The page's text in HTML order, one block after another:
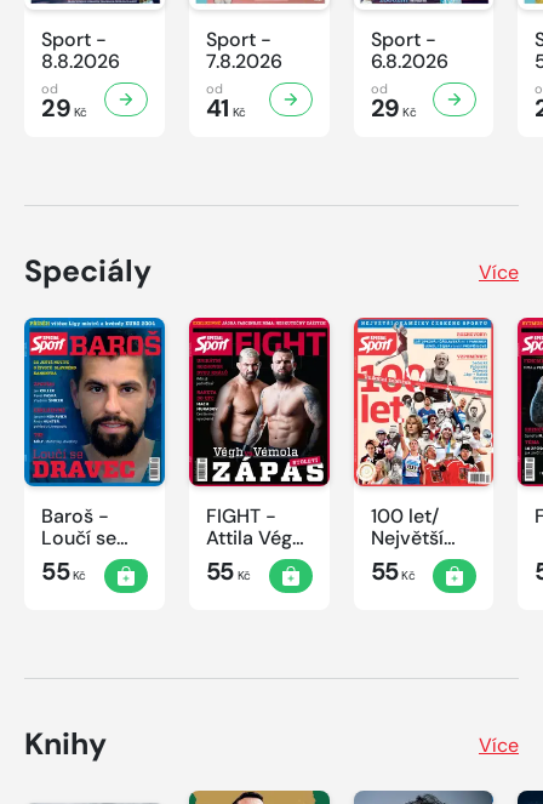
Sport -
8.8.2026
od
29 Kč
Sport -
7.8.2026
od
41 Kč
Sport -
6.8.2026
od
29 Kč
Speciály Více
Baroš -
Loučí se
dravec
55Kč
FIGHT -
Attila Végh
vs. Karlos
Vémola
55Kč
100 let/
Největší
okamžiky
českého
55Kč
Knihy Více